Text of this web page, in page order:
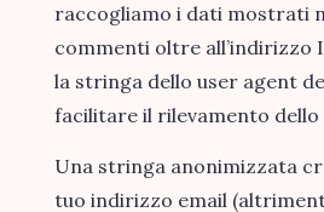
raccogliamo i dati mostrati
commenti oltre all’indirizzo
la stringa dello user agent
facilitare il rilevamento dello
Una stringa anonimizzata
tuo indirizzo email